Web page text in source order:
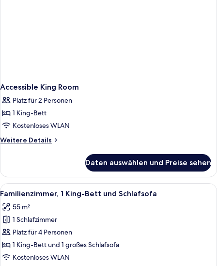
Accessible King Room
Platz für 2 Personen
1 King-Bett
Kostenloses WLAN
Weitere Details
Weitere
King
Room
Daten auswählen und Preise sehen
Alle
Fotos
für
Familienzimmer,
1 King-
Bett
und
Ein modernes Hotelzimmer mit
8
Familienzimmer, 1 King-Bett und Schlafsofa
55 m²
1 Schlafzimmer
Platz für 4 Personen
1 King-Bett und 1 großes Schlafsofa
Kostenloses WLAN